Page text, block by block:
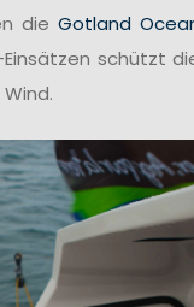
dieGotland
schützt